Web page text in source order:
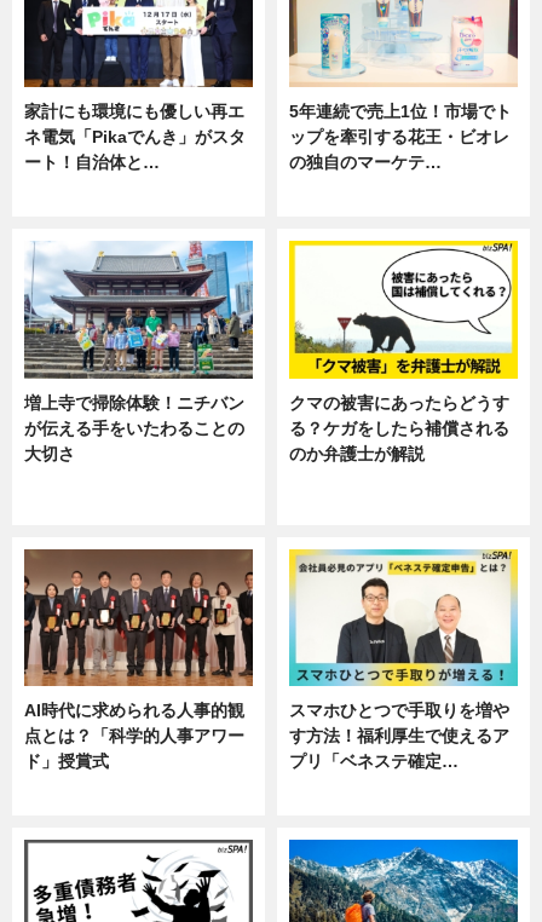
家計にも環境にも優しい再エ
ネ電気「Pikaでんき」がスタ
ート！自治体と…
5年連続で売上1位！市場でト
ップを牽引する花王・ビオレ
の独自のマーケテ…
増上寺で掃除体験！ニチバン
が伝える手をいたわることの
大切さ
クマの被害にあったらどうす
る？ケガをしたら補償される
のか弁護士が解説
AI時代に求められる人事的観
点とは？「科学的人事アワー
ド」授賞式
スマホひとつで手取りを増や
す方法！福利厚生で使えるア
プリ「ベネステ確定…